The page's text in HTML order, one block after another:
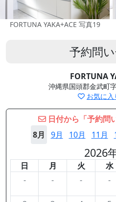
FORTUNA YAKA+ACE 写真19
予約問
FORTUNA
沖縄県国頭郡金武町
お気に
日付から「予約問
8月
9月 10月 11月
2026
日 月 火 水
-
- - -